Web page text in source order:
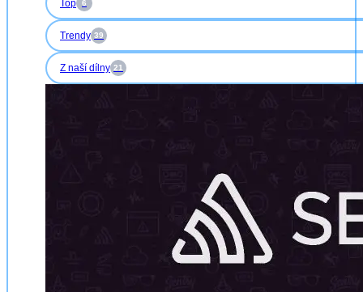
Top 6
Trendy 39
Z naší dílny 21